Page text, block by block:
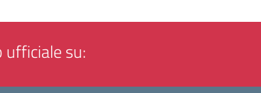
ufficiale su: